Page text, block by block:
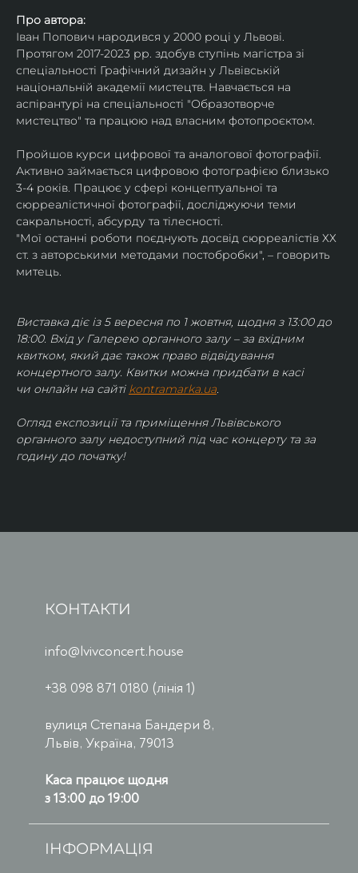
Про автора:
Іван Попович народився у 2000 році у Львові.
Протягом 2017-2023 рр. здобув ступінь магістра зі
спеціальності Графічний дизайн у Львівській
національній академії мистецтв. Навчається на
аспірантурі на спеціальності "Образотворче
мистецтво" та працюю над власним фотопроєктом.
Пройшов курси цифрової та аналогової фотографії.
Активно займається цифровою фотографією близько
3-4 років. Працює у сфері концептуальної та
сюрреалістичної фотографії, досліджуючи теми
сакральності, абсурду та тілесності.
"Мої останні роботи поєднують досвід сюрреалістів ХХ
ст. з авторськими методами постобробки", – говорить
митець.
Виставка діє із 5 вересня по 1 жовтня, щодня з 13:00 до
18:00. Вхід у Галерею органного залу – за вхідним
квитком, який дає також право відвідування
концертного залу. Квитки можна придбати в касі
чи онлайн на сайті kontramarka.ua.
Огляд експозиції та приміщення Львівського
органного залу недоступний під час концерту та за
годину до початку!
КОНТАКТИ
info@lvivconcert.house
+38 098 871 0180 (лінія 1)
вулиця Степана Бандери 8,
Львів, Україна, 79013
Каса працює щодня
з 13:00 до 19:00
ІНФОРМАЦІЯ